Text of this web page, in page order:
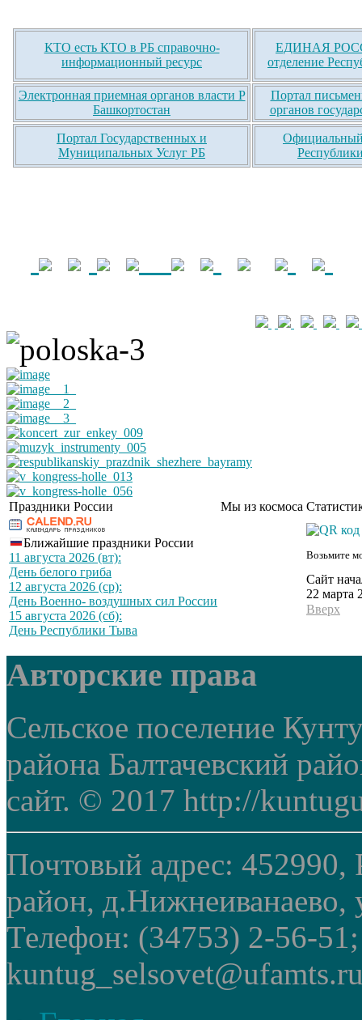
КТО есть КТО в РБ справочно-
информационный ресурс
ЕДИНАЯ
отделение
Электронная приемная органов власти Р
Башкортостан
Портал
органов
Портал Государственных и
Муниципальных Услуг РБ
Официальный
Праздники России Мы из космоса
Ближайшие праздники России
11 августа 2026 (вт):
День белого гриба
12 августа 2026 (ср):
День Военно- воздушных сил России
15 августа 2026 (сб):
День Республики Тыва
Возьмите
Сайт
22 марта
Вверх
Авторские права
Сельское поселение
района Балтачевский
сайт. © 2017 http://
Почтовый адрес: 452990,
район, д.Нижнеиванаево,
Телефон: (34753) 2-56-